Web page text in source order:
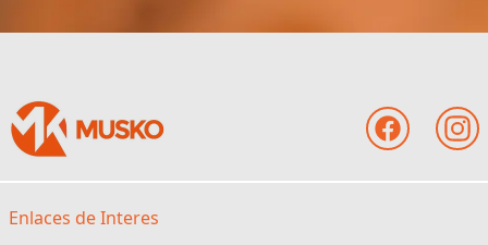
Enlaces de Interes